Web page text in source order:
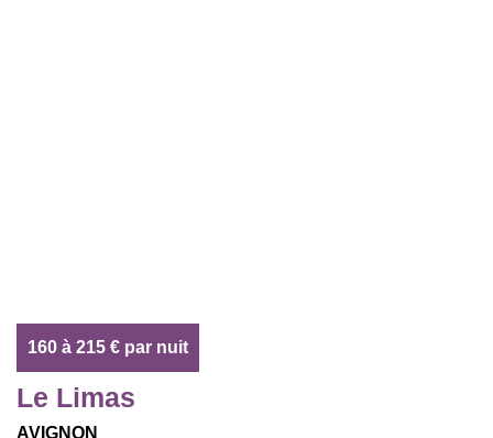
160 à 215 € par nuit
Le Limas
AVIGNON